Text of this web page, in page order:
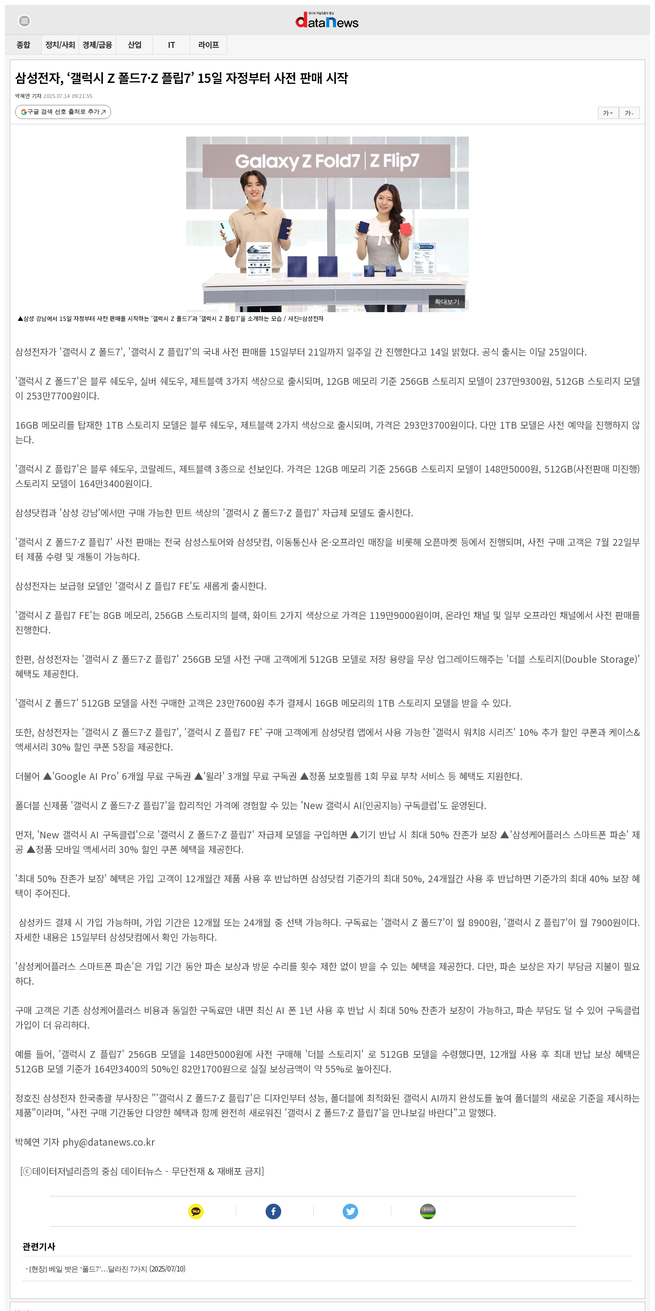
종합 정치/사회 경제/금융 산업 IT 라이프
삼성전자, ‘갤럭시 Z 폴드7·Z 플립7’ 15일 자정부터 사전 판매 시작
박혜연 기자2025.07.14 09:21:55
가 + 가 -
구글 검색 선호 출처로 추가
확대보기
▲삼성 강남에서 15일 자정부터 사전 판매를 시작하는 '갤럭시 Z 폴드7'과 '갤럭시 Z 플립7'을 소개하는 모습 / 사진=삼성전자
삼성전자가 '갤럭시 Z 폴드7', '갤럭시 Z 플립7'의 국내 사전 판매를 15일부터 21일까지 일주일 간 진행한다고 14일 밝혔다. 공식 출시는 이달 25일이다.
'갤럭시 Z 폴드7'은 블루 쉐도우, 실버 쉐도우, 제트블랙 3가지 색상으로 출시되며, 12GB 메모리 기준 256GB 스토리지 모델이 237만9300원, 512GB 스토리지 모델
이 253만7700원이다.
16GB 메모리를 탑재한 1TB 스토리지 모델은 블루 쉐도우, 제트블랙 2가지 색상으로 출시되며, 가격은 293만3700원이다. 다만 1TB 모델은 사전 예약을 진행하지 않
는다.
'갤럭시 Z 플립7'은 블루 쉐도우, 코랄레드, 제트블랙 3종으로 선보인다. 가격은 12GB 메모리 기준 256GB 스토리지 모델이 148만5000원, 512GB(사전판매 미진행)
스토리지 모델이 164만3400원이다.
삼성닷컴과 '삼성 강남'에서만 구매 가능한 민트 색상의 '갤럭시 Z 폴드7·Z 플립7' 자급제 모델도 출시한다.
'갤럭시 Z 폴드7·Z 플립7' 사전 판매는 전국 삼성스토어와 삼성닷컴, 이동통신사 온·오프라인 매장을 비롯해 오픈마켓 등에서 진행되며, 사전 구매 고객은 7월 22일부
터 제품 수령 및 개통이 가능하다.
삼성전자는 보급형 모델인 '갤럭시 Z 플립7 FE'도 새롭게 출시한다.
'갤럭시 Z 플립7 FE'는 8GB 메모리, 256GB 스토리지의 블랙, 화이트 2가지 색상으로 가격은 119만9000원이며, 온라인 채널 및 일부 오프라인 채널에서 사전 판매를
진행한다.
한편, 삼성전자는 '갤럭시 Z 폴드7·Z 플립7' 256GB 모델 사전 구매 고객에게 512GB 모델로 저장 용량을 무상 업그레이드해주는 '더블 스토리지(Double Storage)'
혜택도 제공한다.
'갤럭시 Z 폴드7' 512GB 모델을 사전 구매한 고객은 23만7600원 추가 결제시 16GB 메모리의 1TB 스토리지 모델을 받을 수 있다.
또한, 삼성전자는 '갤럭시 Z 폴드7·Z 플립7', '갤럭시 Z 플립7 FE' 구매 고객에게 삼성닷컴 앱에서 사용 가능한 '갤럭시 워치8 시리즈' 10% 추가 할인 쿠폰과 케이스&
액세서리 30% 할인 쿠폰 5장을 제공한다.
더불어 ▲'Google AI Pro' 6개월 무료 구독권 ▲'윌라' 3개월 무료 구독권 ▲정품 보호필름 1회 무료 부착 서비스 등 혜택도 지원한다.
폴더블 신제품 '갤럭시 Z 폴드7·Z 플립7'을 합리적인 가격에 경험할 수 있는 'New 갤럭시 AI(인공지능) 구독클럽'도 운영된다.
먼저, 'New 갤럭시 AI 구독클럽'으로 '갤럭시 Z 폴드7·Z 플립7' 자급제 모델을 구입하면 ▲기기 반납 시 최대 50% 잔존가 보장 ▲'삼성케어플러스 스마트폰 파손' 제
공 ▲정품 모바일 액세서리 30% 할인 쿠폰 혜택을 제공한다.
'최대 50% 잔존가 보장' 혜택은 가입 고객이 12개월간 제품 사용 후 반납하면 삼성닷컴 기준가의 최대 50%, 24개월간 사용 후 반납하면 기준가의 최대 40% 보장 혜
택이 주어진다.
삼성카드 결제 시 가입 가능하며, 가입 기간은 12개월 또는 24개월 중 선택 가능하다. 구독료는 '갤럭시 Z 폴드7'이 월 8900원, '갤럭시 Z 플립7'이 월 7900원이다.
자세한 내용은 15일부터 삼성닷컴에서 확인 가능하다.
'삼성케어플러스 스마트폰 파손'은 가입 기간 동안 파손 보상과 방문 수리를 횟수 제한 없이 받을 수 있는 혜택을 제공한다. 다만, 파손 보상은 자기 부담금 지불이 필요
하다.
구매 고객은 기존 삼성케어플러스 비용과 동일한 구독료만 내면 최신 AI 폰 1년 사용 후 반납 시 최대 50% 잔존가 보장이 가능하고, 파손 부담도 덜 수 있어 구독클럽
가입이 더 유리하다.
예를 들어, '갤럭시 Z 플립7' 256GB 모델을 148만5000원에 사전 구매해 '더블 스토리지' 로 512GB 모델을 수령했다면, 12개월 사용 후 최대 반납 보상 혜택은
512GB 모델 기준가 164만3400의 50%인 82만1700원으로 실질 보상금액이 약 55%로 높아진다.
정호진 삼성전자 한국총괄 부사장은 "'갤럭시 Z 폴드7·Z 플립7'은 디자인부터 성능, 폴더블에 최적화된 갤럭시 AI까지 완성도를 높여 폴더블의 새로운 기준을 제시하는
제품"이라며, "사전 구매 기간동안 다양한 혜택과 함께 완전히 새로워진 '갤럭시 Z 폴드7·Z 플립7'을 만나보길 바란다"고 말했다.
박혜연 기자 phy@datanews.co.kr
[ⓒ데이터저널리즘의 중심 데이터뉴스 - 무단전재 & 재배포 금지]
관련기사
- [현장] 베일 벗은 ‘폴드7’…달라진 7가지 (2025/07/10)